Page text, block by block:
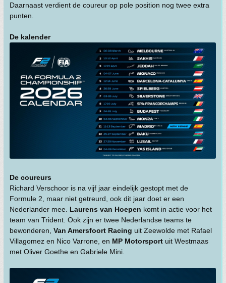
Daarnaast verdient de coureur op pole position nog twee extra
punten.
De kalender
De coureurs
Richard Verschoor is na vijf jaar eindelijk gestopt met de
Formule 2, maar niet getreurd, ook dit jaar doet er een
Nederlander mee. Laurens van Hoepen komt in actie voor het
team van Trident. Ook zijn er twee Nederlandse teams te
bewonderen, Van Amersfoort Racing uit Zeewolde met Rafael
Villagomez en Nico Varrone, en MP Motorsport uit Westmaas
met Oliver Goethe en Gabriele Mini.